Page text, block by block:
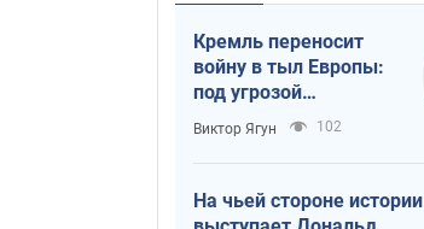
Кремль переносит
войну в тыл Европы:
под угрозой
критическая
логистика
Виктор Ягун 102
На чьей стороне истории